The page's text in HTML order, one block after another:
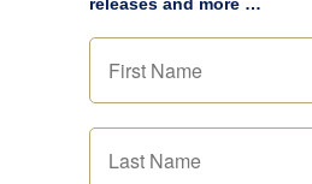
releases and more …